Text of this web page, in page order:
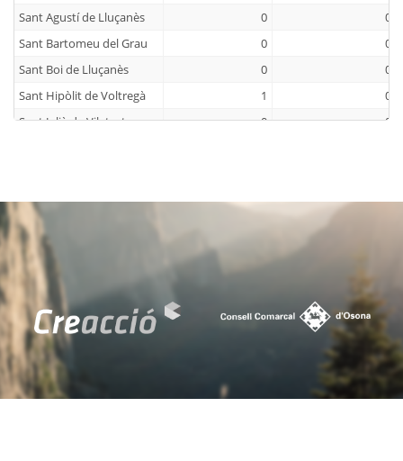
Sant Agustí de Lluçanès
0
0
Sant Bartomeu del Grau
0
0
Sant Boi de Lluçanès
0
0
Sant Hipòlit de Voltregà
1
0
Sant Julià de Vilatorta
0
0
Sant Pere de Torelló
0
0
Sant Quirze de Besora
Sant Sadurní d'Osormort
Sant Vicenç de Torelló
Santa Cecília de Voltregà
Santa Eugènia de Berga
Santa Eulàlia de Riuprimer
Santa Maria de Besora